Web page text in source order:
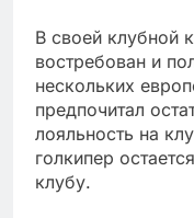
В своей клубной
востребован и
нескольких
предпочитал
лояльность на
голкипер
клубу.